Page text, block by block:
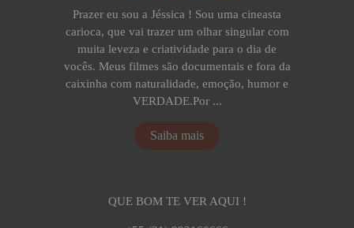
Prazer eu sou a Jéssica ! Sou uma cineasta
carioca, que vai trazer um olhar singular com
muita leveza e criatividade para o dia de
vocês. Meus filmes são documentais e fora da
caixinha com naturalidade, emoção, humor e
VERDADE.Por ...
Saiba mais
QUE BOM TE VER AQUI !